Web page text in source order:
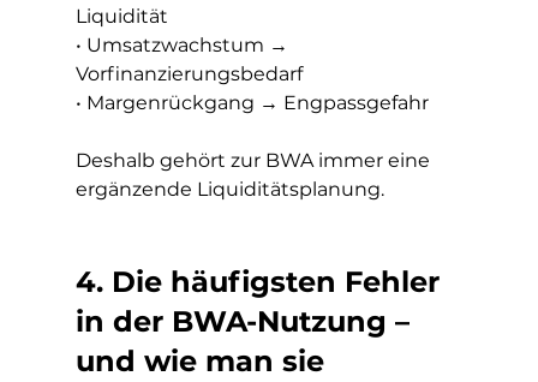
Liquidität
• Umsatzwachstum →
Vorfinanzierungsbedarf
• Margenrückgang → Engpassgefahr
Deshalb gehört zur BWA immer eine
ergänzende Liquiditätsplanung.
4. Die häufigsten Fehler
in der BWA-Nutzung –
und wie man sie